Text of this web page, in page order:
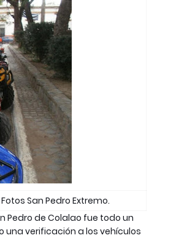
San Pedro Extremo.
Pedro de Colalao fue todo un
una verificación a los vehículos